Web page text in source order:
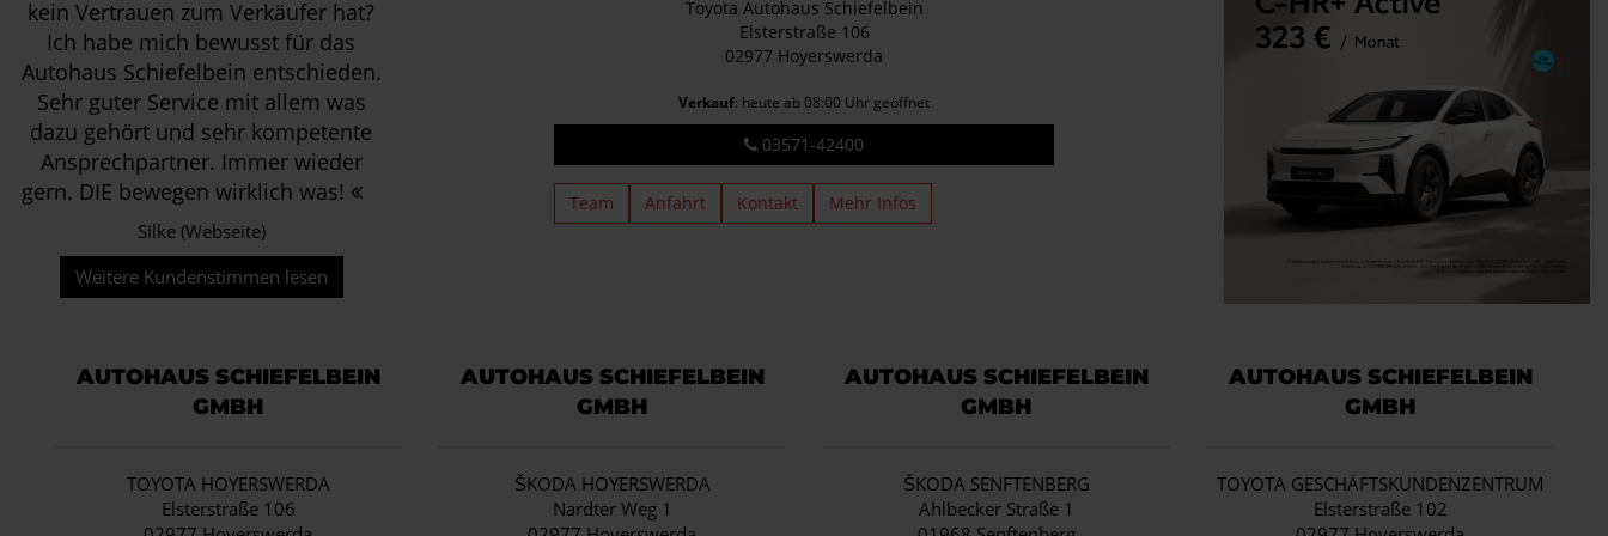
kein Vertrauen zum Verkäufer hat?
Ich habe mich bewusst für das
Autohaus Schiefelbein entschieden.
Sehr guter Service mit allem was
dazu gehört und sehr kompetente
Ansprechpartner. Immer wieder
gern. DIE bewegen wirklich was!
Silke (Webseite)
Weitere Kundenstimmen lesen
Toyota Autohaus Schiefelbein
Elsterstraße 106
02977 Hoyerswerda
Verkauf: heute ab 08:00 Uhr geöffnet
03571-42400
Team Anfahrt Kontakt Mehr Infos
AUTOHAUS SCHIEFELBEIN
GMBH
TOYOTA HOYERSWERDA
Elsterstraße 106
AUTOHAUS SCHIEFELBEIN
GMBH
ŠKODA HOYERSWERDA
Nardter Weg 1
AUTOHAUS SCHIEFELBEIN
GMBH
ŠKODA SENFTENBERG
Ahlbecker Straße 1
AUTOHAUS SCHIEFELBEIN
GMBH
TOYOTA GESCHÄFTSKUNDENZENTRUM
Elsterstraße 102